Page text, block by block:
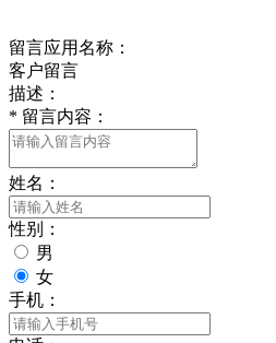
留言应用名称：
客户留言
描述：
* 留言内容：
姓名：
性别：
男
女
手机：